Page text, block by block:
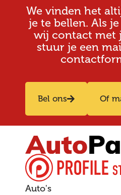
We vinden het
je te bellen. Als
wij contact met
stuur je een
Bel ons Of
Auto's